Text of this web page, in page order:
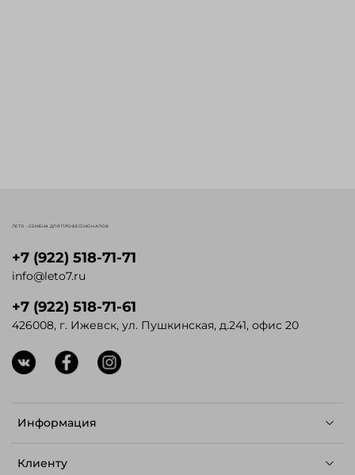
Информация
Клиенту
+7 (922) 518-71-71
info@leto7.ru
+7 (922) 518-71-61
426008, г. Ижевск, ул. Пушкинская, д.241, офис 20
ЛЕТО - СЕМЕНА ДЛЯ ПРОФЕССИОНАЛОВ